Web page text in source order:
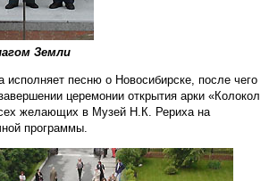
Земли
песню о Новосибирске, после чего
церемонии открытия арки «Колокол
желающих в Музей Н.К. Рериха на
программы.